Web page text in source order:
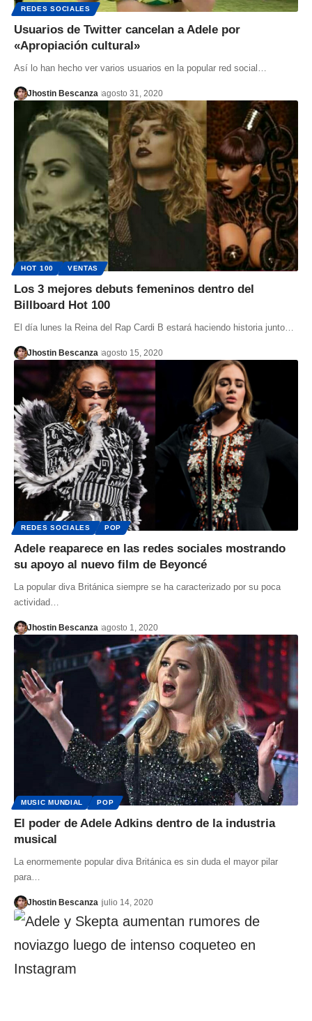
REDES SOCIALES
Usuarios de Twitter cancelan a Adele por
«Apropiación cultural»
Así lo han hecho ver varios usuarios en la popular red social…
Jhostin Bescanza agosto 31, 2020
HOT 100 VENTAS
Los 3 mejores debuts femeninos dentro del
Billboard Hot 100
El día lunes la Reina del Rap Cardi B estará haciendo historia junto…
Jhostin Bescanza agosto 15, 2020
REDES SOCIALES POP
Adele reaparece en las redes sociales mostrando
su apoyo al nuevo film de Beyoncé
La popular diva Británica siempre se ha caracterizado por su poca
actividad…
Jhostin Bescanza agosto 1, 2020
MUSIC MUNDIAL POP
El poder de Adele Adkins dentro de la industria
musical
La enormemente popular diva Británica es sin duda el mayor pilar
para…
Jhostin Bescanza julio 14, 2020